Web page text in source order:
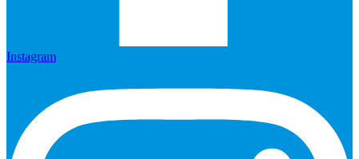
Instagram